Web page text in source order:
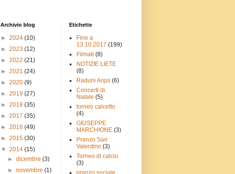
Archivio blog
► 2024 (10)
► 2023 (12)
► 2022 (21)
► 2021 (24)
► 2020 (9)
► 2019 (27)
► 2018 (35)
► 2017 (35)
► 2016 (49)
► 2015 (30)
▼ 2014 (15)
►dicembre(3)
►novembre(1)
Etichette
Fino a
13.10.2017 (199)
Filmati (8)
NOTIZIE LIETE
(8)
Raduni Anps (6)
Concerti di
Natale (5)
torneo calcetto
(4)
GIUSEPPE
MARCHIONE (3)
Pranzo San
Valentino (3)
Torneo di calcio
(3)
pranzo sociale